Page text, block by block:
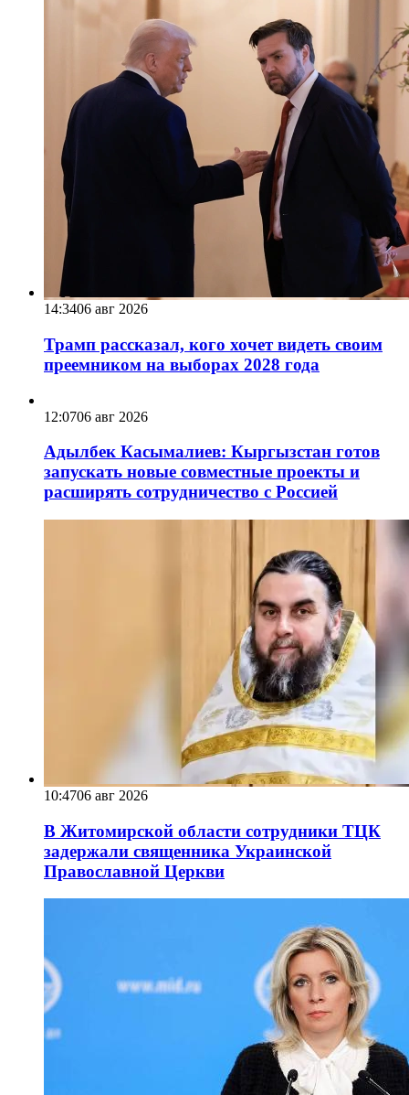
14:3406 авг 2026
Трамп рассказал, кого хочет видеть своим
преемником на выборах 2028 года
12:0706 авг 2026
Адылбек Касымалиев: Кыргызстан готов
запускать новые совместные проекты и
расширять сотрудничество с Россией
10:4706 авг 2026
В Житомирской области сотрудники ТЦК
задержали священника Украинской
Православной Церкви